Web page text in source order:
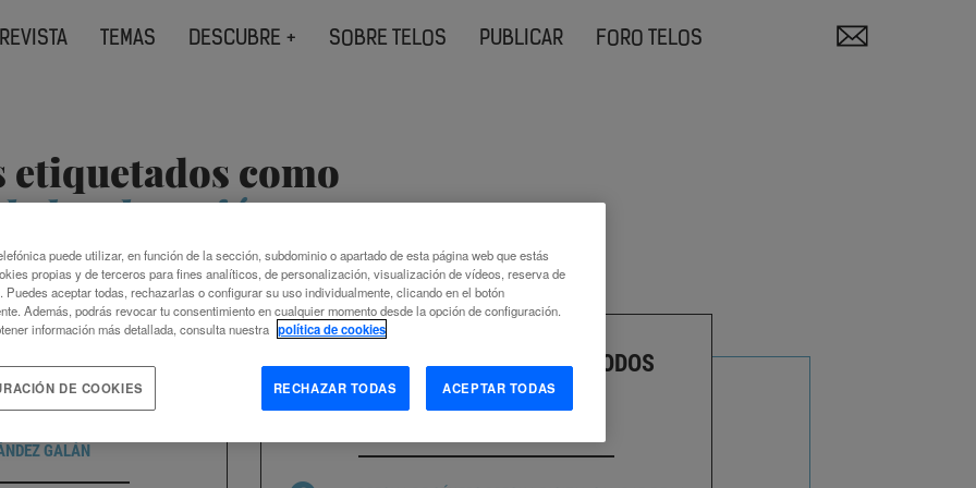
REVISTA TEMAS DESCUBRE + SOBRE TELOS PUBLICAR FORO TELOS
como
la educación
PARA LA
GALÁN
SIGLO XXI, INTERNET PARA TODOS
puede utilizar, en función de la sección, subdominio o apartado de esta página web que estás
propias y de terceros para fines analíticos, de personalización, visualización de vídeos, reserva de
Puedes aceptar todas, rechazarlas o configurar su uso individualmente, clicando en el botón
Además, podrás revocar tu consentimiento en cualquier momento desde la opción de configuración.
información más detallada, consulta nuestra política de cookies
RECHAZAR TODAS ACEPTAR TODAS
DE COOKIES